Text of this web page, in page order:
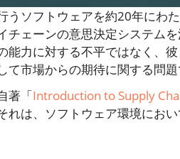
うソフトウェアを約20年にわ
チェーンの意思決定システム
能力に対する不平ではなく、
て市場からの期待に関する問題
著「Introduction to Supply
れは、ソフトウェア環境にお